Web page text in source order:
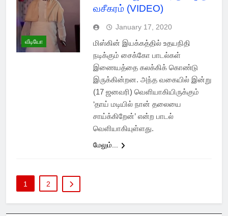
வீடியோ
வசீகரம் (VIDEO)
January 17, 2020
மிஸ்கின் இயக்கத்தில் உதயநிதி
நடிக்கும் சைக்கோ பாடல்கள்
இணையத்தை கலக்கிக் கொண்டு
இருக்கின்றன. அந்த வகையில் இன்று
(17 ஜனவரி) வெளியாகியிருக்கும்
‘தாய் மடியில் நான் தலையை
சாய்க்கிறேன்’ என்ற பாடல்
வெளியாகியுள்ளது.
மேலும்...
1 2